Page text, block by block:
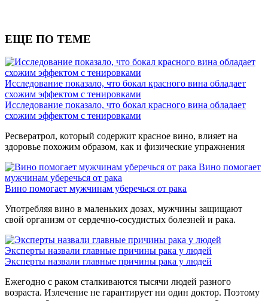
ЕЩЕ ПО ТЕМЕ
Исследование показало, что бокал красного вина обладает
схожим эффектом с тенировками
Исследование показало, что бокал красного вина обладает
схожим эффектом с тенировками
Ресвератрол, который содержит красное вино, влияет на
здоровье похожим образом, как и физические упражнения
Вино помогает
мужчинам уберечься от рака
Вино помогает мужчинам уберечься от рака
Употребляя вино в маленьких дозах, мужчины защищают
свой организм от сердечно-сосудистых болезней и рака.
Эксперты назвали главные причины рака у людей
Эксперты назвали главные причины рака у людей
Ежегодно с раком сталкиваются тысячи людей разного
возраста. Излечение не гарантирует ни один доктор. Поэтому